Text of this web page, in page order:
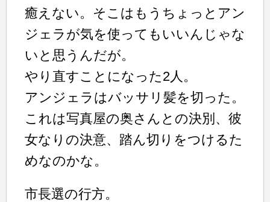
癒えない。そこはもうちょっとアン
ジェラが気を使ってもいいんじゃな
いと思うんだが。
やり直すことになった2人。
アンジェラはバッサリ髪を切った。
これは写真屋の奥さんとの決別、彼
女なりの決意、踏ん切りをつけるた
めなのかな。
市長選の行方。